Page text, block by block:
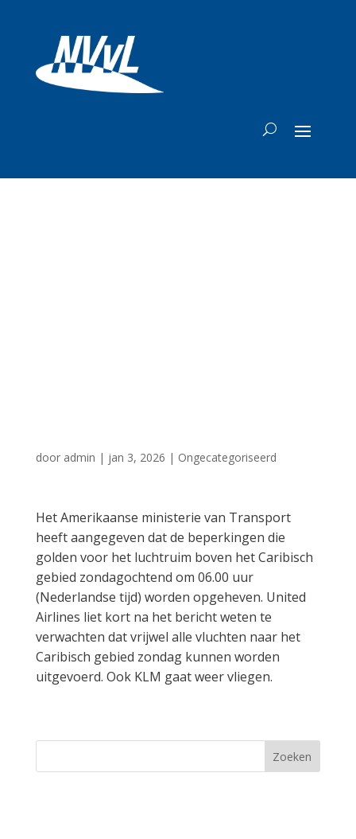
door admin | jan 3, 2026 | Ongecategoriseerd
Het Amerikaanse ministerie van Transport
heeft aangegeven dat de beperkingen die
golden voor het luchtruim boven het Caribisch
gebied zondagochtend om 06.00 uur
(Nederlandse tijd) worden opgeheven. United
Airlines liet kort na het bericht weten te
verwachten dat vrijwel alle vluchten naar het
Caribisch gebied zondag kunnen worden
uitgevoerd. Ook KLM gaat weer vliegen.
Zoeken